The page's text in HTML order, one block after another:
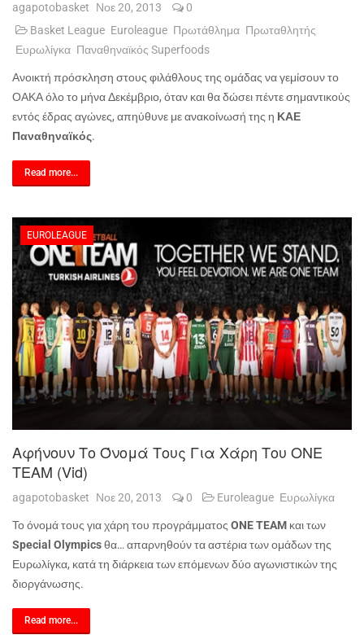
agapotobasket Νοε 20, 2013
0
Basket League Euroleague Πρωτάθλημα Πρωταθλητής
Ευρωλίγκα Παναθηναϊκός Superfoods
Ανοικτή πρόσκληση στους φιλάθλους της ομάδας να γεμίσουν το
ΟΑΚΑ όλο το μήνα Δεκέμβριο, όταν και θα δώσει πέντε σημαντικούς
εντός έδρας αγώνες, απηύθυνε με ανακοίνωσή της η ΚΑΕ
Παναθηναϊκός.
Read more...
EUROLEAGUE
Αφήνουν Το Όνομά Τους Για Χάρη Του ONE
TEAM (vid)
agapotobasket Νοε 20, 2013 0 Euroleague Ευρωλίγκα
Το όνομά τους για χάρη του προγράμματος ONETEAM και των
Special Olympicsθα… απαρνηθούν τα αστέρια των ομάδων της
Ευρωλίγκα, κατά τη διάρκεια των επόμενων δύο αγωνιστικών της
διοργάνωσης.
Read more...